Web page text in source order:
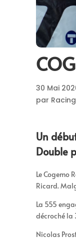
30 Mai
par
Un
Double
Le Cogemo
Ricard.
La 555
décroché la
Nicolas